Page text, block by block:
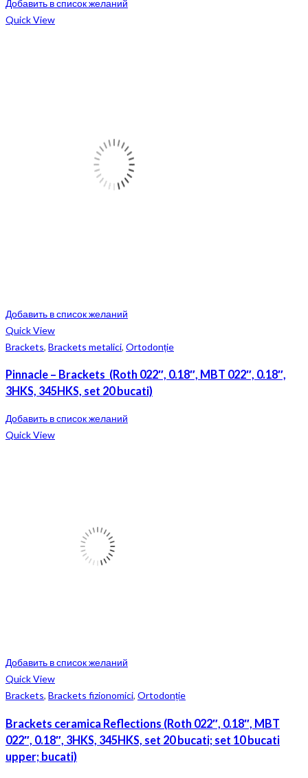
Добавить в список желаний
Quick View
Добавить в список желаний
Quick View
Brackets, Brackets metalici, Ortodonție
Pinnacle – Brackets (Roth 022″, 0.18″, MBT 022″, 0.18″,
3HKS, 345HKS, set 20 bucati)
Добавить в список желаний
Quick View
Добавить в список желаний
Quick View
Brackets, Brackets fizionomici, Ortodonție
Brackets ceramica Reflections (Roth 022″, 0.18″, MBT
022″, 0.18″, 3HKS, 345HKS, set 20 bucati; set 10 bucati
upper; bucati)